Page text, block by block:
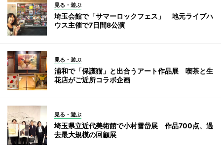
見る・遊ぶ
埼玉会館で「サマーロックフェス」 地元ライブハ
ウス主催で7日間8公演
見る・遊ぶ
浦和で「保護猫」と出合うアート作品展 喫茶と生
花店がご近所コラボ企画
見る・遊ぶ
埼玉県立近代美術館で小村雪岱展 作品700点、過
去最大規模の回顧展